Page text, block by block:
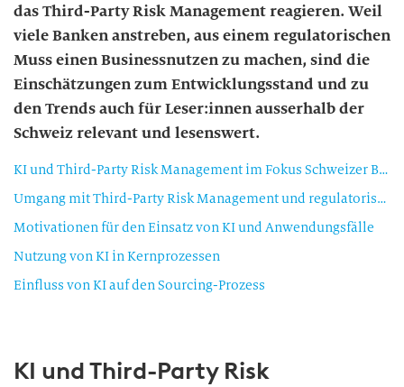
das Third-Party Risk Management reagieren. Weil
viele Banken anstreben, aus einem regulatorischen
Muss einen Businessnutzen zu machen, sind die
Einschätzungen zum Entwicklungsstand und zu
den Trends auch für Leser:innen ausserhalb der
Schweiz relevant und lesenswert.
KI und Third-Party Risk Management im Fokus Schweizer Banken
Umgang mit Third-Party Risk Management und regulatorischen Herausforderungen
Motivationen für den Einsatz von KI und Anwendungsfälle
Nutzung von KI in Kernprozessen
Einfluss von KI auf den Sourcing-Prozess
KI und Third-Party Risk